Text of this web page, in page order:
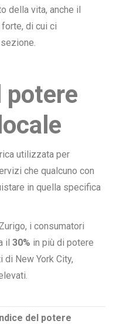
della vita, anche il
di cui ci
potere
utilizzata per
che qualcuno con
in quella specifica
i consumatori
il 30% in più di potere
New York City,
Indice del potere